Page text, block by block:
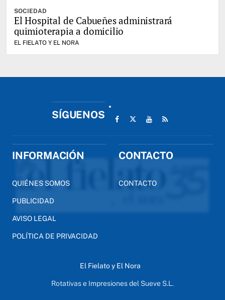
SOCIEDAD
El Hospital de Cabueñes administrará
quimioterapia a domicilio
EL FIELATO Y EL NORA
SÍGUENOS
INFORMACIÓN
QUIÉNES SOMOS
PUBLICIDAD
AVISO LEGAL
POLÍTICA DE PRIVACIDAD
CONTACTO
CONTACTO
El Fielato y El Nora
Rotativas e Impresiones del Sueve S.L.